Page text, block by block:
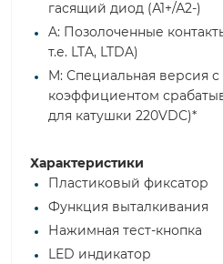
гасящий диод (А1+/А2-)
A: Позолоченные
т.е. LTA, LTDA)
M: Специальная версия
коэффициентом
для катушки 220VDC)*
Характеристики
Пластиковый фиксатор
Функция выталкивания
Нажимная тест-кнопка
LED индикатор